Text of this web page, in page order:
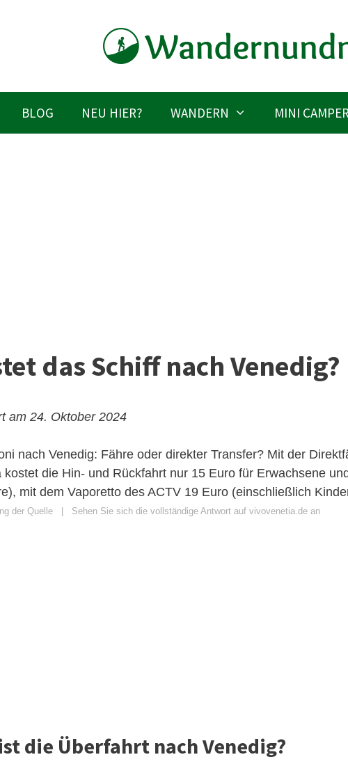
BLOG NEU HIER? WANDERN MINI
das Schiff nach Venedig?
am 24. Oktober 2024
nach Venedig: Fähre oder direkter Transfer? Mit der
kostet die Hin- und Rückfahrt nur 15 Euro für Erwachsene
mit dem Vaporetto des ACTV 19 Euro (einschließlich
der Quelle Sehen Sie sich die vollständige Antwort auf vivovenetia.de an
die Überfahrt nach Venedig?